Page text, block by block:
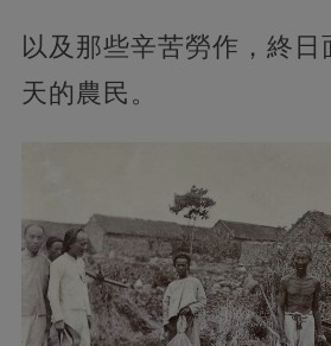
以及那些辛苦勞作，終日
天的農民。